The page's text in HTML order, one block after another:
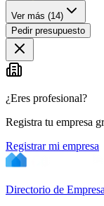
Ver más (14)
Pedir presupuesto
¿Eres profesional?
Registra tu empresa
Registrar mi empresa
Directorio de